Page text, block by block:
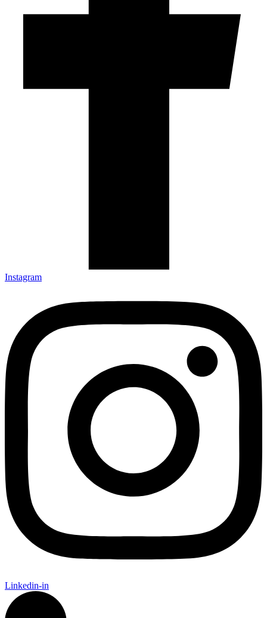
Instagram
Linkedin-in